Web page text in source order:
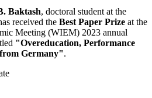
Baktash, doctoral student at the
received the Best Paper Prize at the
Meeting (WIEM) 2023 annual
"Overeducation, Performance
Germany".